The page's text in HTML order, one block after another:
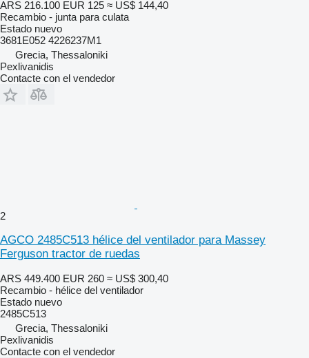
ARS 216.100 EUR 125 ≈ US$ 144,40
Recambio - junta para culata
Estado nuevo
3681E052 4226237M1
Grecia, Thessaloniki
Pexlivanidis
Contacte con el vendedor
2
AGCO 2485C513 hélice del ventilador para Massey
Ferguson tractor de ruedas
ARS 449.400 EUR 260 ≈ US$ 300,40
Recambio - hélice del ventilador
Estado nuevo
2485C513
Grecia, Thessaloniki
Pexlivanidis
Contacte con el vendedor